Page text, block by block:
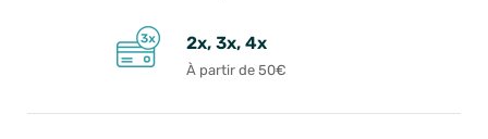
2x, 3x, 4x
À partir de 50€